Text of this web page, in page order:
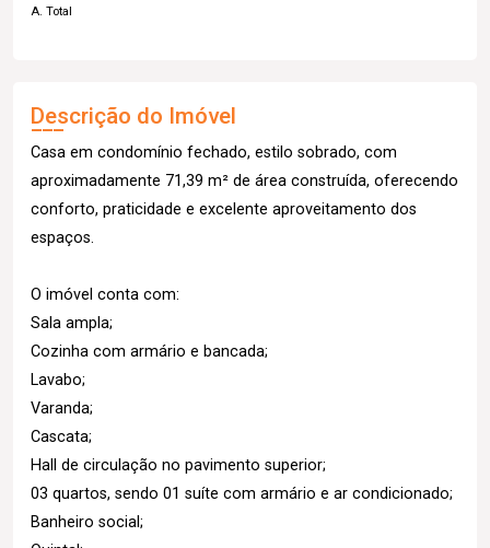
A. Total
Descrição do Imóvel
Casa em condomínio fechado, estilo sobrado, com
aproximadamente 71,39 m² de área construída, oferecendo
conforto, praticidade e excelente aproveitamento dos
espaços.
O imóvel conta com:
Sala ampla;
Cozinha com armário e bancada;
Lavabo;
Varanda;
Cascata;
Hall de circulação no pavimento superior;
03 quartos, sendo 01 suíte com armário e ar condicionado;
Banheiro social;